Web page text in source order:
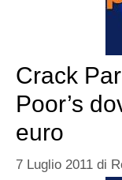
Crack
Poor’s
euro
7 Luglio 2011 di